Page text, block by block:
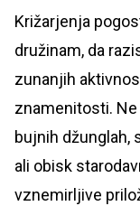
Križarjenja
družinam, da
zunanjih
znamenitosti. Ne
bujnih džunglah,
ali obisk
vznemirljive